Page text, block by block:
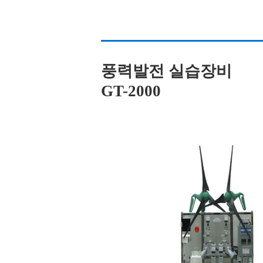
풍력발전 실습장비
GT-2000